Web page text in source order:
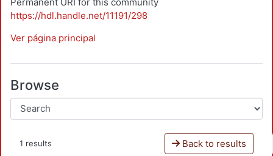
https://hdl.handle.net/11191/298
Ver página principal
Browse
1 results Back to results